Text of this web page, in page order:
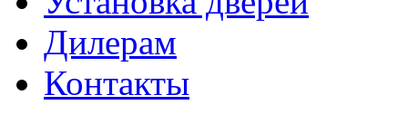
Дилерам
Контакты